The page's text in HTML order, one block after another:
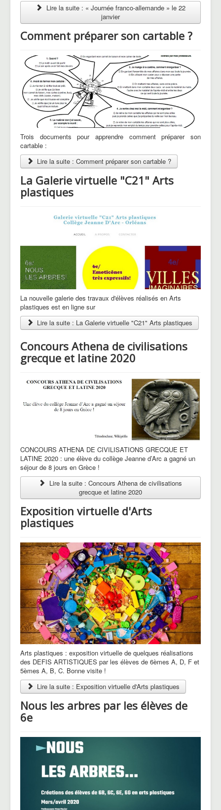
Lire la suite : « Journée franco-allemande » le 22
janvier
Comment préparer son cartable ?
Trois documents pour apprendre comment préparer son
cartable :
Lire la suite : Comment préparer son cartable ?
La Galerie virtuelle "C21" Arts
plastiques
La nouvelle galerie des travaux d'élèves réalisés en Arts
plastiques est en ligne sur
Lire la suite : La Galerie virtuelle "C21" Arts plastiques
Concours Athena de civilisations
grecque et latine 2020
CONCOURS ATHENA DE CIVILISATIONS GRECQUE ET
LATINE 2020 : une élève du collège Jeanne d’Arc a gagné un
séjour de 8 jours en Grèce !
Lire la suite : Concours Athena de civilisations
grecque et latine 2020
Exposition virtuelle d'Arts
plastiques
Arts plastiques : exposition virtuelle de quelques réalisations
des DEFIS ARTISTIQUES par les élèves de 6èmes A, D, F et
5èmes A, B, C. Bonne visite !
Lire la suite : Exposition virtuelle d'Arts plastiques
Nous les arbres par les élèves de
6e